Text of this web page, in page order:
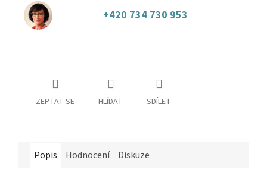
+420 734 730 953
ZEPTAT SE HLÍDAT SDÍLET
Popis Hodnocení Diskuze